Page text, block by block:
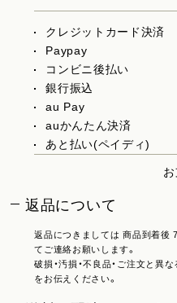
クレジットカード決済
Paypay
コンビニ後払い
銀行振込
au Pay
auかんたん決済
あと払い(ペイディ)
返品について
返品につきましては 商品到着後
てご連絡お願いします。
破損・汚損・不良品・ご注文と異
をお伝えください。